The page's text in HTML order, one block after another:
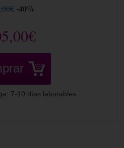
-40%
7-10 días laborables